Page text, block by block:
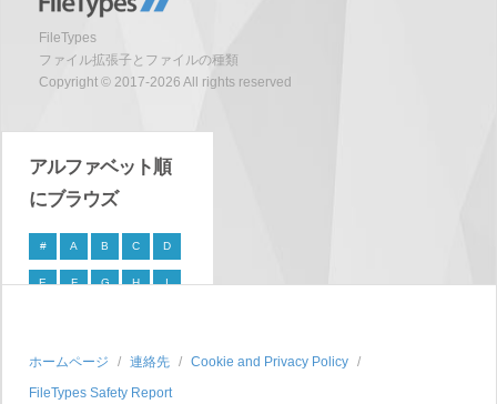
FileTypes
ファイル拡張子とファイルの種類
Copyright © 2017-2026 All rights reserved
アルファベット順
にブラウズ
# A B C D
E F G H I
P Q R S
T U V W X
ホームページ 連絡先
Cookie and Privacy Policy
FileTypes Safety Report